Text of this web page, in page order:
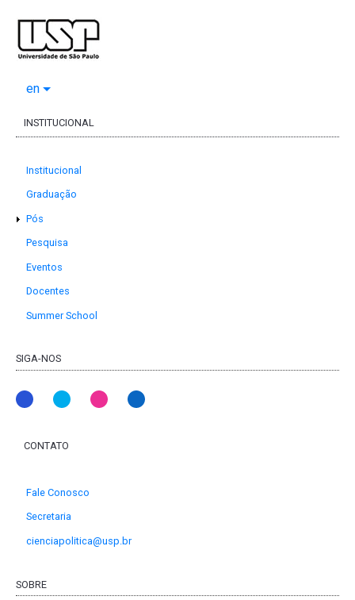
en
INSTITUCIONAL
Institucional
Graduação
Pós
Pesquisa
Eventos
Docentes
Summer School
SIGA-NOS
CONTATO
Fale Conosco
Secretaria
cienciapolitica@usp.br
SOBRE